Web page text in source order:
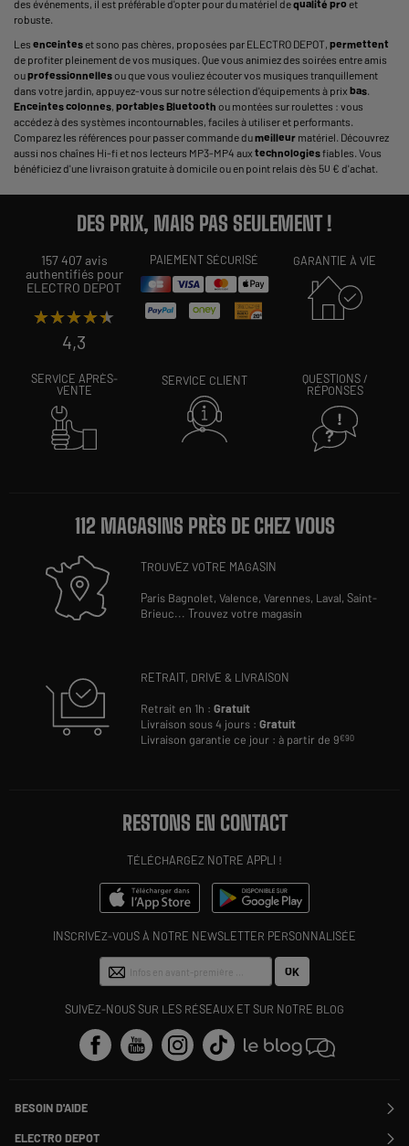
des événements, il est préférable d'opter pour du matériel dequalité pro et
robuste.
Les enceinteset sono pas chères, proposées par ELECTRO DEPOT, permettent
de profiter pleinement de vos musiques. Que vous animiez des soirées entre amis
ouprofessionnellesou que vous vouliez écouter vos musiques tranquillement
dans votre jardin, appuyez-vous sur notre sélection d'équipements à prix bas.
Enceintescolonnes, portablesBluetooth ou montées sur roulettes : vous
accédez à des systèmes incontournables, faciles à utiliser et performants.
Comparez les références pour passer commande dumeilleur matériel. Découvrez
aussi nos chaînes Hi-fi et nos lecteurs MP3-MP4 aux technologiesfiables. Vous
bénéficiez d'une livraison gratuite à domicile ou en point relais dès 50 € d'achat.
DES PRIX, MAIS PAS SEULEMENT !
157 407 avis
authentifiés pour
ELECTRO DEPOT
★★★★★
★★★★★
4,3
PAIEMENT SÉCURISÉ GARANTIE À VIE
SERVICE APRÈS-
VENTE
SERVICE CLIENT
QUESTIONS /
RÉPONSES
112 MAGASINS PRÈS DE CHEZ VOUS
TROUVEZ VOTRE MAGASIN
Paris Bagnolet,Valence,Varennes, Laval,Saint-
Brieuc...Trouvez votre magasin
RETRAIT, DRIVE & LIVRAISON
Retrait en 1h :Gratuit
Livraison sous 4 jours :Gratuit
Livraison garantie ce jour : à partir de 9€90
RESTONS EN CONTACT
TÉLÉCHARGEZ NOTRE APPLI !
INSCRIVEZ-VOUS À NOTRE NEWSLETTER PERSONNALISÉE
OK
SUIVEZ-NOUS SUR LES RÉSEAUX ET SUR NOTRE BLOG
BESOIN D'AIDE
Contactez-nous
ELECTRO DEPOT